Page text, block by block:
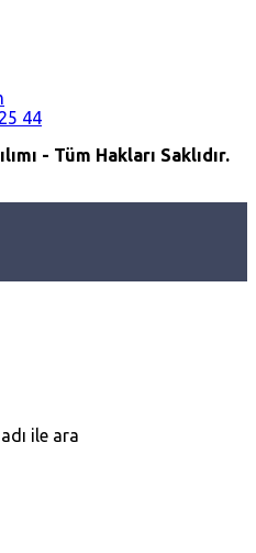
44
- Tüm Hakları Saklıdır.
ile ara